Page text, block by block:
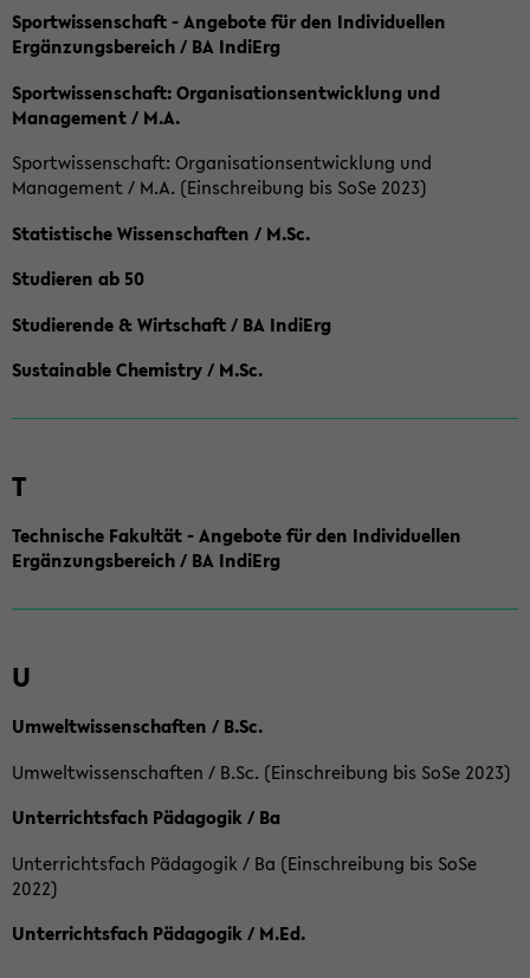
Sportwissenschaft - Angebote für den Individuellen
Ergänzungsbereich / BA IndiErg
Sportwissenschaft: Organisationsentwicklung und
Management / M.A.
Sportwissenschaft: Organisationsentwicklung und
Management / M.A. (Einschreibung bis SoSe 2023)
Statistische Wissenschaften / M.Sc.
Studieren ab 50
Studierende & Wirtschaft / BA IndiErg
Sustainable Chemistry / M.Sc.
T
Technische Fakultät - Angebote für den Individuellen
Ergänzungsbereich / BA IndiErg
U
Umweltwissenschaften / B.Sc.
Umweltwissenschaften / B.Sc. (Einschreibung bis SoSe 2023)
Unterrichtsfach Pädagogik / Ba
Unterrichtsfach Pädagogik / Ba (Einschreibung bis SoSe
2022)
Unterrichtsfach Pädagogik / M.Ed.